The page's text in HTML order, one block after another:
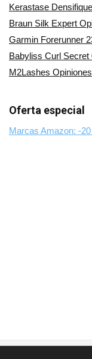
Kerastase
Braun Silk Expert
Garmin Forerunner
Babyliss Curl Secret
M2Lashes Opiniones
Oferta especial
Marcas Amazon: -